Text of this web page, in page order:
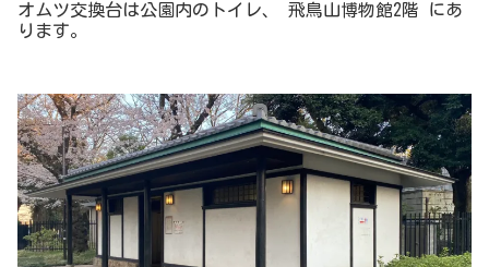
オムツ交換台は公園内のトイレ、 飛鳥山博物館2階 にあ
ります。